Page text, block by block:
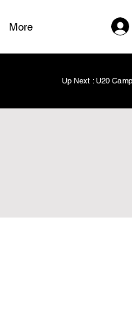
More
Up Next : U20